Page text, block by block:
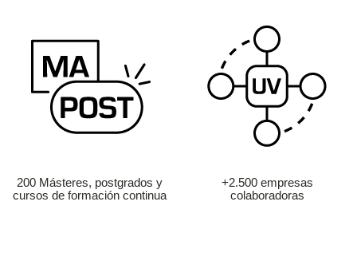
200 Másteres, postgrados y
cursos de formación continua
+2.500 empresas
colaboradoras